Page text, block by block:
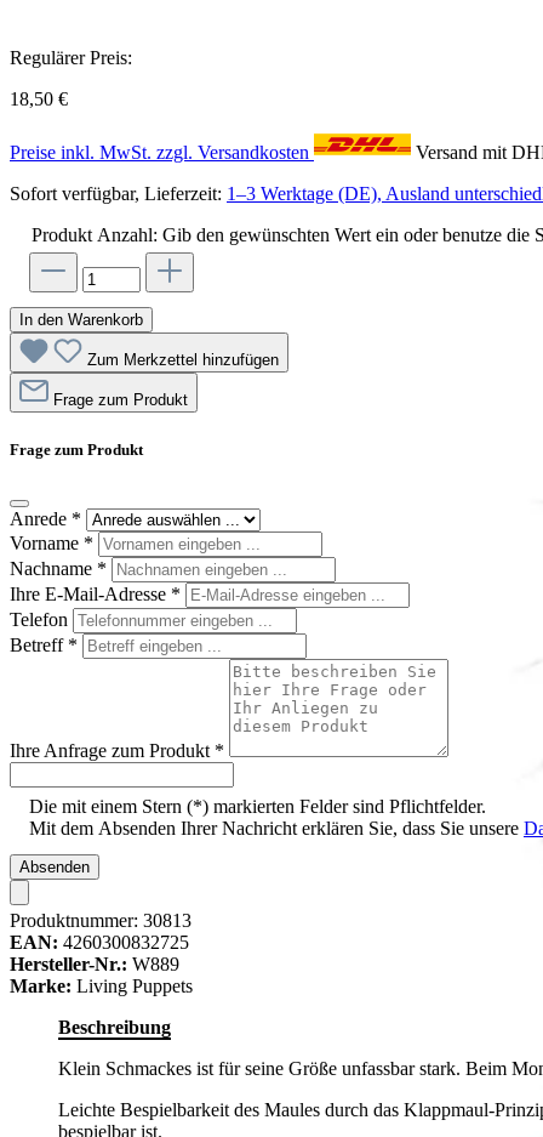
Regulärer Preis:
18,50 €
Preise inkl. MwSt. zzgl. Versandkosten
Versand mit
Sofort verfügbar, Lieferzeit: 1–3 Werktage (DE), Ausland
Produkt Anzahl: Gib den gewünschten Wert ein oder benutze die
In den Warenkorb
Zum Merkzettel hinzufügen
Frage zum Produkt
Frage zum Produkt
Anrede *
Vorname *
Nachname *
Ihre E-Mail-Adresse *
Telefon
Betreff *
Ihre Anfrage zum Produkt *
Die mit einem Stern (*) markierten Felder sind Pflichtfelder.
Mit dem Absenden Ihrer Nachricht erklären Sie, dass Sie unsere
Absenden
Produktnummer: 30813
EAN: 4260300832725
Hersteller-Nr.: W889
Marke: Living Puppets
Beschreibung
Klein Schmackes ist für seine Größe unfassbar stark. Beim
Leichte Bespielbarkeit des Maules durch das Klappmaul-
bespielbar ist.